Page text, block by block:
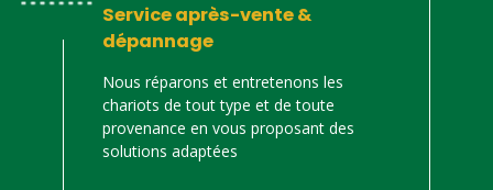
Service après-vente &
dépannage
Nous réparons et entretenons les
chariots de tout type et de toute
provenance en vous proposant des
solutions adaptées